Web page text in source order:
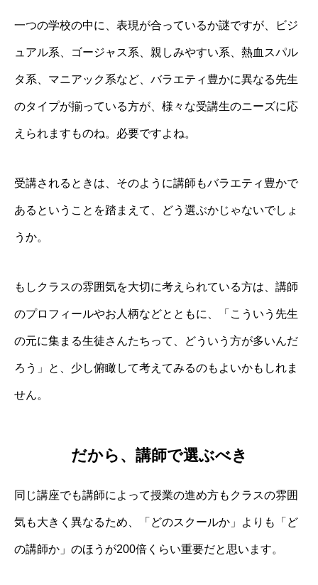
一つの学校の中に、表現が合っているか謎ですが、ビジ
ュアル系、ゴージャス系、親しみやすい系、熱血スパル
タ系、マニアック系など、バラエティ豊かに異なる先生
のタイプが揃っている方が、様々な受講生のニーズに応
えられますものね。必要ですよね。
受講されるときは、そのように講師もバラエティ豊かで
あるということを踏まえて、どう選ぶかじゃないでしょ
うか。
もしクラスの雰囲気を大切に考えられている方は、講師
のプロフィールやお人柄などとともに、「こういう先生
の元に集まる生徒さんたちって、どういう方が多いんだ
ろう」と、少し俯瞰して考えてみるのもよいかもしれま
せん。
だから、講師で選ぶべき
同じ講座でも講師によって授業の進め方もクラスの雰囲
気も大きく異なるため、「どのスクールか」よりも「ど
の講師か」のほうが200倍くらい重要だと思います。